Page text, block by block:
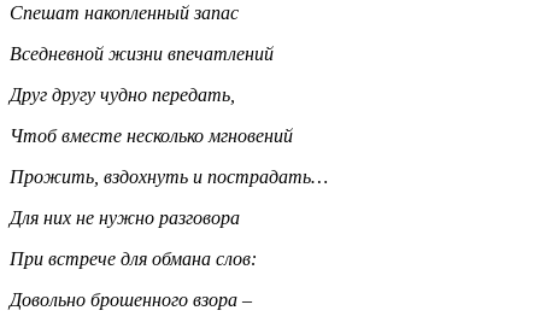
Спешат накопленный запас
Вседневной жизни впечатлений
Друг другу чудно передать,
Чтоб вместе несколько мгновений
Прожить, вздохнуть и пострадать…
Для них не нужно разговора
При встрече для обмана слов:
Довольно брошенного взора –